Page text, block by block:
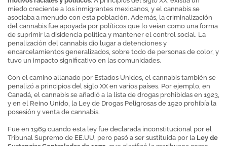
miedo creciente a los inmigrantes mexicanos, y el cannabis se
asociaba a menudo con esta población. Además, la criminalización
del cannabis fue apoyada por políticos que lo veían como una forma
de suprimir la disidencia política y mantener el control social. La
penalización del cannabis dio lugar a detenciones y
encarcelamientos generalizados, sobre todo de personas de color, y
tuvo un impacto significativo en las comunidades.
Con el camino allanado por Estados Unidos, el cannabis también se
penalizó a principios del siglo XX en varios países. Por ejemplo, en
Canadá, el cannabis se añadió a la lista de drogas prohibidas en 1923,
y en el Reino Unido, la Ley de Drogas Peligrosas de 1920 prohibía la
posesión y venta de cannabis.
Fue en 1969 cuando esta ley fue declarada inconstitucional por el
Tribunal Supremo de EE.UU, pero pasó a ser sustituida por la Ley de